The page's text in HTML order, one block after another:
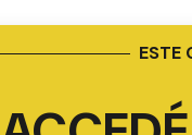
ESTE